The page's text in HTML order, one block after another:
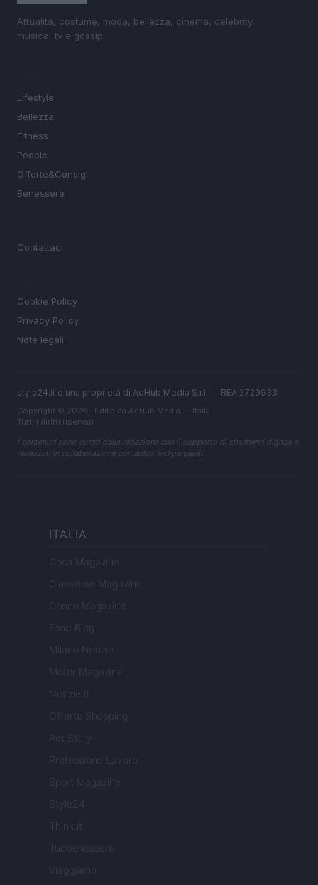
Attualità, costume, moda, bellezza, cinema, celebrity,
musica, tv e gossip.
Lifestyle
Bellezza
Fitness
People
Offerte&Consigli
Benessere
Contattaci
Cookie Policy
Privacy Policy
Note legali
style24.it è una proprietà di AdHub Media S.r.l. — REA 2729933
Copyright © 2026 · Edito da AdHub Media — Italia
Tutti i diritti riservati
I contenuti sono curati dalla redazione con il supporto di strumenti digitali e
realizzati in collaborazione con autori indipendenti.
ITALIA
Casa Magazine
Cineverse Magazine
Donne Magazine
Food Blog
Milano Notizie
Motor Magazine
Notizie.it
Offerte Shopping
Pet Story
Professione Lavoro
Sport Magazine
Style24
Think.it
Tuobenessere
Viaggiamo